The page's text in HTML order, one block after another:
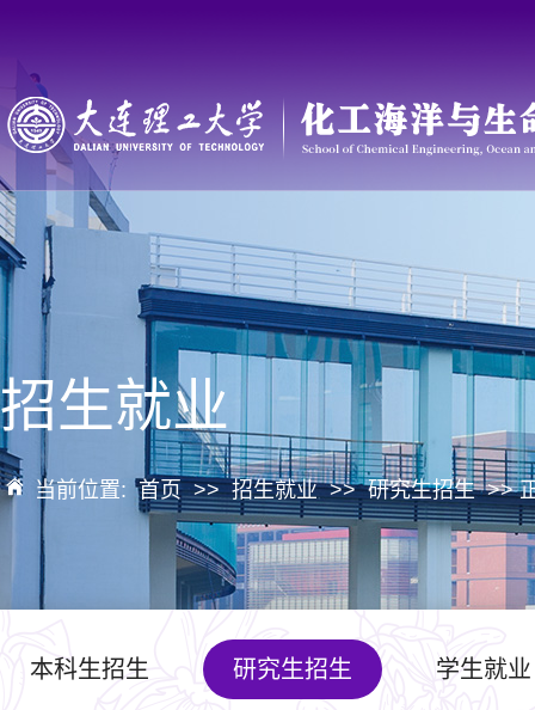
招生就业
当前位置: 首页 >> 招生就业 >> 研究生招生 >>
本科生招生 研究生招生 学生就业